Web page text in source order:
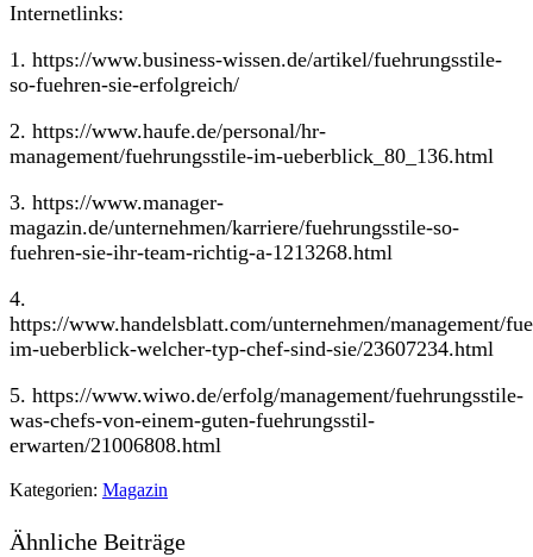
Internetlinks:
1. https://www.business-wissen.de/artikel/fuehrungsstile-
so-fuehren-sie-erfolgreich/
2. https://www.haufe.de/personal/hr-
management/fuehrungsstile-im-ueberblick_80_136.html
3. https://www.manager-
magazin.de/unternehmen/karriere/fuehrungsstile-so-
fuehren-sie-ihr-team-richtig-a-1213268.html
4.
https://www.handelsblatt.com/unternehmen/management/
im-ueberblick-welcher-typ-chef-sind-sie/23607234.html
5. https://www.wiwo.de/erfolg/management/fuehrungsstile-
was-chefs-von-einem-guten-fuehrungsstil-
erwarten/21006808.html
Kategorien: Magazin
Ähnliche Beiträge